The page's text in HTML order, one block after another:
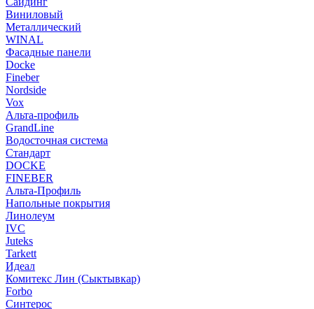
Виниловый
Металлический
WINAL
Фасадные панели
Docke
Fineber
Nordside
Vox
Альта-профиль
GrandLine
Водосточная система
Стандарт
DOCKE
FINEBER
Альта-Профиль
Напольные покрытия
Линолеум
IVC
Juteks
Tarkett
Идеал
Комитекс Лин (Сыктывкар)
Forbo
Синтерос